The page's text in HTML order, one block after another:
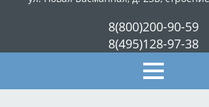
8(800)200-90-59
8(495)128-97-38